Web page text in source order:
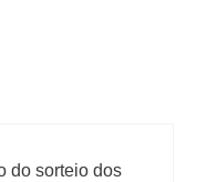
do sorteio dos